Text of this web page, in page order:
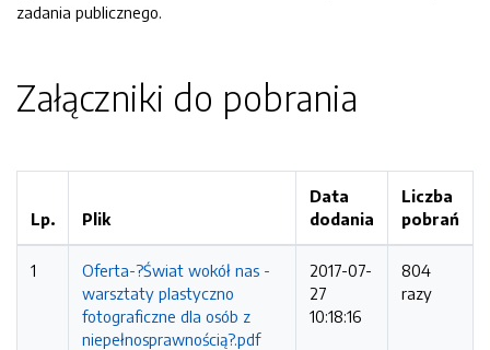
zadania publicznego.
Załączniki do pobrania
Lp. Plik
Data
dodania
Liczba
pobrań
1
Oferta-?Świat wokół nas -
warsztaty plastyczno
fotograficzne dla osób z
niepełnosprawnością?.pdf
2017-07-
27
10:18:16
804
razy